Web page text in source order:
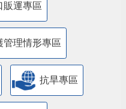
販運專區
管理情形專區
抗旱專區